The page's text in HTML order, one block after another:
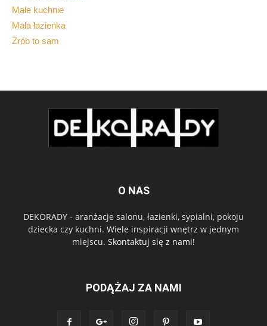
Małe kuchnie
Mała łazienka
Zrób to sam
O NAS
DEKORADY - aranżacje salonu, łazienki, sypialni, pokoju
dziecka czy kuchni. Wiele inspiracji wnętrz w jednym
miejscu. Skontaktuj się z nami!
PODĄŻAJ ZA NAMI